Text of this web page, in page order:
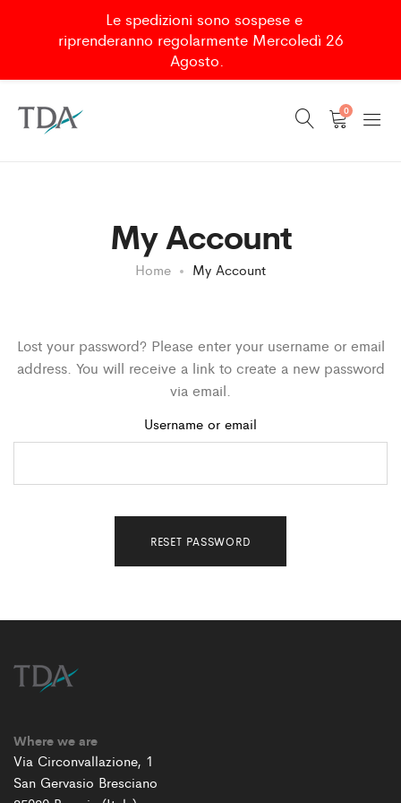
0
My Account
Home My Account
Lost your password? Please enter your username or email
address. You will receive a link to create a new password
via email.
Username or email
RESET PASSWORD
Where we are
Via Circonvallazione, 1
San Gervasio Bresciano
Le spedizioni sono sospese e
riprenderanno regolarmente Mercoledì 26
Agosto.